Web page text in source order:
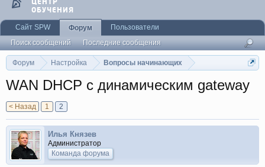
Форум Настройка Вопросы начинающих
WAN DHCP с динамическим gateway
< Назад 1 2
Илья Князев
Администратор
Команда форума
ОБУЧЕНИЯ
Сайт SPW
Форум
Поиск сообщений
Последние сообщения
Пользователи